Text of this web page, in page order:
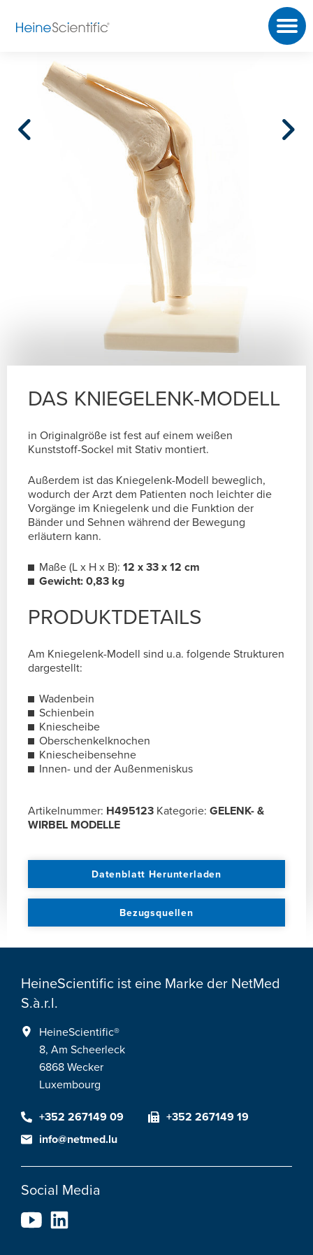
DAS KNIEGELENK-MODELL
in Originalgröße ist fest auf einem weißen
Kunststoff-Sockel mit Stativ montiert.
Außerdem ist das Kniegelenk-Modell beweglich,
wodurch der Arzt dem Patienten noch leichter die
Vorgänge im Kniegelenk und die Funktion der
Bänder und Sehnen während der Bewegung
erläutern kann.
Maße (L x H x B): 12 x 33 x 12 cm
Gewicht: 0,83 kg
PRODUKTDETAILS
Am Kniegelenk-Modell sind u.a. folgende Strukturen
dargestellt:
Wadenbein
Schienbein
Kniescheibe
Oberschenkelknochen
Kniescheibensehne
Innen- und der Außenmeniskus
Artikelnummer: H495123 Kategorie: GELENK- &
WIRBEL MODELLE
Datenblatt Herunterladen
Bezugsquellen
HeineScientific ist eine Marke der NetMed
S.à.r.l.
HeineScientific®
8, Am Scheerleck
6868 Wecker
Luxembourg
+352 267149 09
+352 267149 19
info@netmed.lu
Social Media